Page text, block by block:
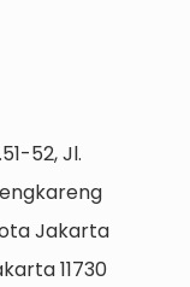
52, Jl.
Jakarta
11730